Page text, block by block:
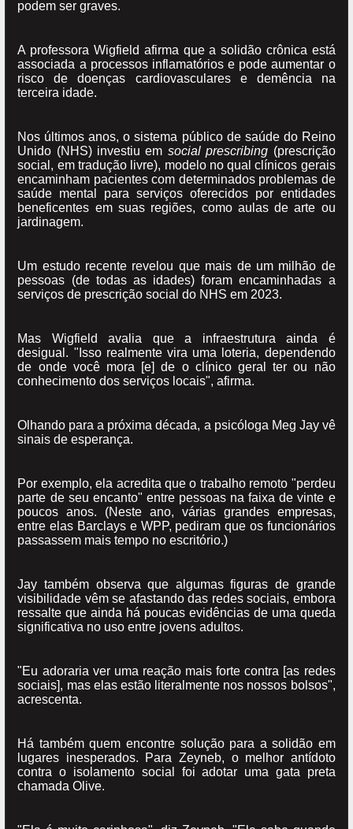
podem ser graves.
A professora Wigfield afirma que a solidão crônica está
associada a processos inflamatórios e pode aumentar o
risco de doenças cardiovasculares e demência na
terceira idade.
Nos últimos anos, o sistema público de saúde do Reino
Unido (NHS) investiu em social prescribing (prescrição
social, em tradução livre), modelo no qual clínicos gerais
encaminham pacientes com determinados problemas de
saúde mental para serviços oferecidos por entidades
beneficentes em suas regiões, como aulas de arte ou
jardinagem.
Um estudo recente revelou que mais de um milhão de
pessoas (de todas as idades) foram encaminhadas a
serviços de prescrição social do NHS em 2023.
Mas Wigfield avalia que a infraestrutura ainda é
desigual. "Isso realmente vira uma loteria, dependendo
de onde você mora [e] de o clínico geral ter ou não
conhecimento dos serviços locais", afirma.
Olhando para a próxima década, a psicóloga Meg Jay vê
sinais de esperança.
Por exemplo, ela acredita que o trabalho remoto "perdeu
parte de seu encanto" entre pessoas na faixa de vinte e
poucos anos. (Neste ano, várias grandes empresas,
entre elas Barclays e WPP, pediram que os funcionários
passassem mais tempo no escritório.)
Jay também observa que algumas figuras de grande
visibilidade vêm se afastando das redes sociais, embora
ressalte que ainda há poucas evidências de uma queda
significativa no uso entre jovens adultos.
"Eu adoraria ver uma reação mais forte contra [as redes
sociais], mas elas estão literalmente nos nossos bolsos",
acrescenta.
Há também quem encontre solução para a solidão em
lugares inesperados. Para Zeyneb, o melhor antídoto
contra o isolamento social foi adotar uma gata preta
chamada Olive.